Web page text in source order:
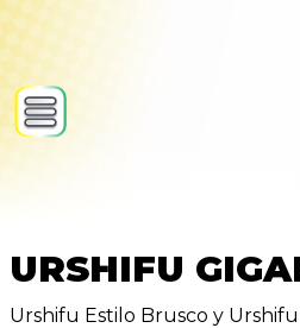
URSHIFU
Urshifu Estilo Brusco y